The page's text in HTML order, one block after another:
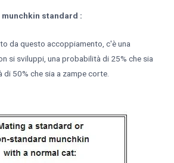
standard :
da questo accoppiamento, c'è una
si sviluppi, una probabilità di 25% che sia
50% che sia a zampe corte.